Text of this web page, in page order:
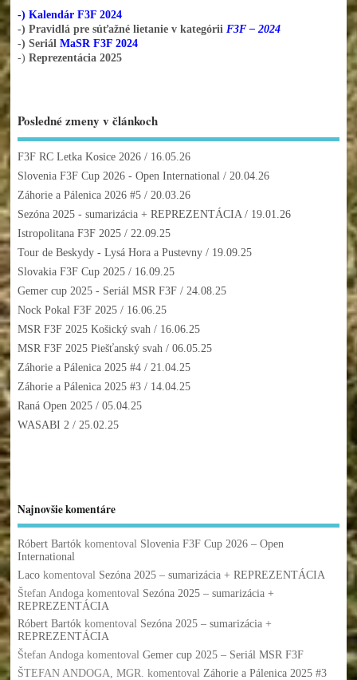
-) Kalendár F3F 2024
-) Pravidlá pre súťažné lietanie v kategórii F3F – 2024
-) Seriál MaSR F3F 2024
-) Reprezentácia 2025
Posledné zmeny v článkoch
F3F RC Letka Kosice 2026/ 16.05.26
Slovenia F3F Cup 2026 - Open International / 20.04.26
Záhorie a Pálenica 2026 #5/ 20.03.26
Sezóna 2025 - sumarizácia + REPREZENTÁCIA/ 19.01.26
Istropolitana F3F 2025/ 22.09.25
Tour de Beskydy - Lysá Hora a Pustevny/ 19.09.25
Slovakia F3F Cup 2025/ 16.09.25
Gemer cup 2025 - Seriál MSR F3F/ 24.08.25
Nock Pokal F3F 2025/ 16.06.25
MSR F3F 2025 Košický svah / 16.06.25
MSR F3F 2025 Piešťanský svah / 06.05.25
Záhorie a Pálenica 2025 #4/ 21.04.25
Záhorie a Pálenica 2025 #3/ 14.04.25
Raná Open 2025/ 05.04.25
WASABI 2 / 25.02.25
Najnovšie komentáre
Róbert Bartókkomentoval Slovenia F3F Cup 2026 – Open
International
Lacokomentoval Sezóna 2025 – sumarizácia + REPREZENTÁCIA
Štefan Andogakomentoval Sezóna 2025 – sumarizácia +
REPREZENTÁCIA
Róbert Bartókkomentoval Sezóna 2025 – sumarizácia +
REPREZENTÁCIA
Štefan Andogakomentoval Gemer cup 2025 – Seriál MSR F3F
ŠTEFAN ANDOGA, MGR. komentoval Záhorie a Pálenica 2025 #3